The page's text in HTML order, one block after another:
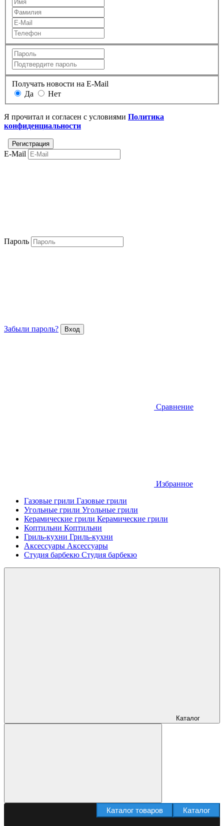
Получать новости на E-Mail
Да
Нет
Я прочитал и согласен с условиями Политика
конфиденциальности
E-Mail
Пароль
Забыли пароль?
Сравнение
Избранное
Газовые грили Газовые грили
Угольные грили Угольные грили
Керамические грили Керамические грили
Коптильни Коптильни
Гриль-кухни Гриль-кухни
Аксессуары Аксессуары
Студия барбекю Студия барбекю
Каталог
Каталог
Каталог товаров